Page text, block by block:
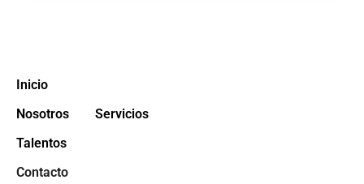
Inicio
Nosotros
Servicios
Talentos
Contacto